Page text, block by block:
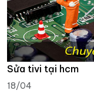
Sửa tivi tại hcm
18/04